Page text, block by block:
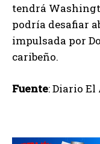
tendrá
podría desafiar
impulsada por
caribeño.
Fuente: Diario